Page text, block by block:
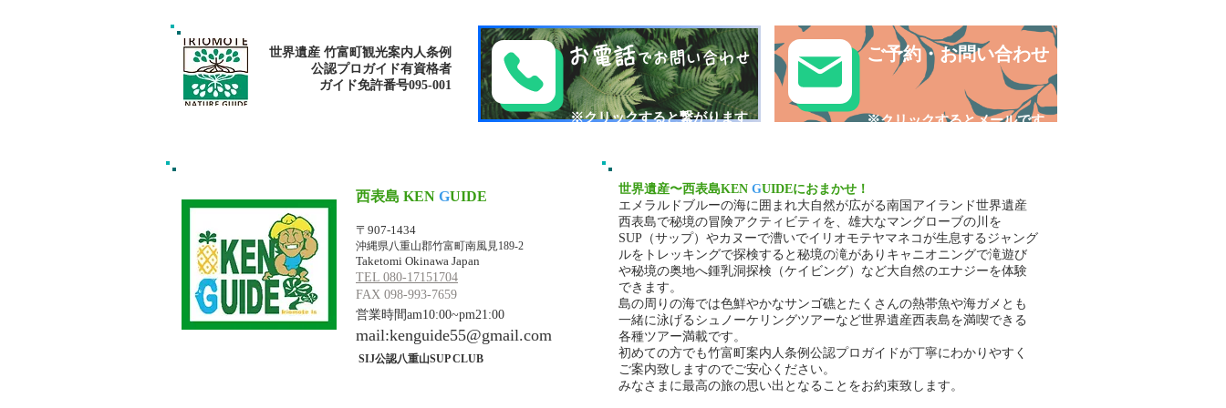
世界遺産 竹富町観光案内人条例
公認プロガイド有資格者
​ガイド免許番号095-001​​
お電話でお問い合わせ
​※クリックすると繋がります
ご予約・お問い合わせ
​※クリックするとメールです
西表島 KEN GUIDE
〒907-1434
沖縄県八重山郡竹富町南風見189-2
Taketomi Okinawa Japan
TEL 080-17151704
FAX 098-993-7659
営業時間am10:00~pm21:00
mail:kenguide55@gmail.com
SIJ公認八重山SUP CLUB
世界遺産〜西表島KEN GUIDEにおまかせ！
エメラルドブルーの海に囲まれ大自然が広がる南国アイランド世界遺産
西表島で秘境の冒険アクティビティを、雄大なマングローブの川を
SUP（サップ）やカヌーで漕いでイリオモテヤマネコが生息するジャング
ルをトレッキングで探検すると秘境の滝がありキャニオニングで滝遊び
や秘境の奥地へ鍾乳洞探検（ケイビング）など大自然のエナジーを体験
できます。
島の周りの海では色鮮やかなサンゴ礁とたくさんの熱帯魚や海ガメとも
一緒に泳げるシュノーケリングツアーなど世界遺産西表島を満喫できる
各種ツアー満載です。
初めての方でも竹富町案内人条例公認プロガイドが丁寧にわかりやすく
ご案内致しますのでご安心ください。
みなさまに最高の旅の思い出となることをお約束致します。